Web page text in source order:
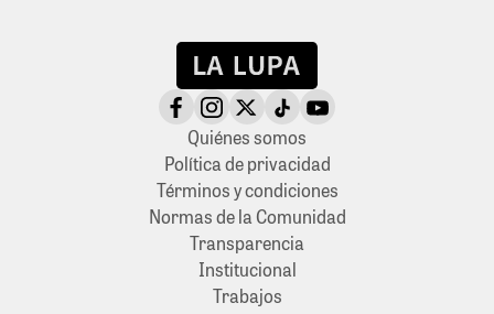
Quiénes somos
Política de privacidad
Términos y condiciones
Normas de la Comunidad
Transparencia
Institucional
Trabajos